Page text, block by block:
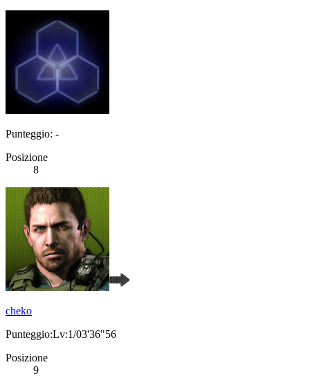
Punteggio: -
Posizione
8
cheko
Punteggio:Lv:1/03'36"56
Posizione
9